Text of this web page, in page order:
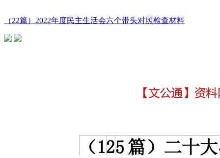
（22篇）2022年度民主生活会六个带头对照检查材料